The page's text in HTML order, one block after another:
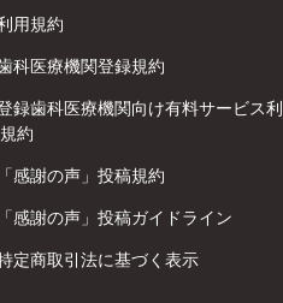
用規約
科医療機関登録規約
録歯科医療機関向け有料サービス利
約
「感謝の声」投稿規約
「感謝の声」投稿ガイドライン
定商取引法に基づく表示